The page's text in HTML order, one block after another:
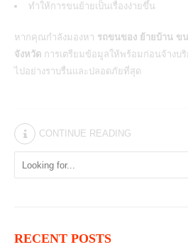
ทำให้การขนย้ายเป็นเรื่องง่ายขึ้น
หากคุณกำลังมองหา รถขนของ ย้ายบ้าน ข
จังหวัด การเตรียมข้อมูลให้พร้อมก่อนจ้างบ
ไปอย่างราบรื่นและปลอดภัยที่สุด
CONTINUE READING
RECENT POSTS